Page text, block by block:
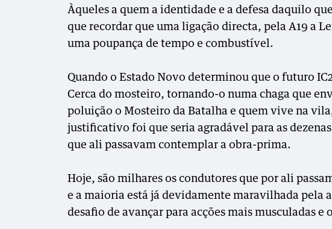
Àqueles a quem a identidade e a defesa daquilo
que recordar que uma ligação directa, pela A19 a
uma poupança de tempo e combustível.
Quando o Estado Novo determinou que o futuro
Cerca do mosteiro, tornando-o numa chaga que
poluição o Mosteiro da Batalha e quem vive na
justificativo foi que seria agradável para as
que ali passavam contemplar a obra-prima.
Hoje, são milhares os condutores que por ali
e a maioria está já devidamente maravilhada pela
desafio de avançar para acções mais musculadas e